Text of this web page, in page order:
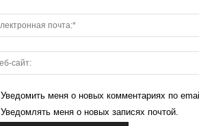
Уведомить меня о новых комментариях по
Уведомлять меня о новых записях почтой.